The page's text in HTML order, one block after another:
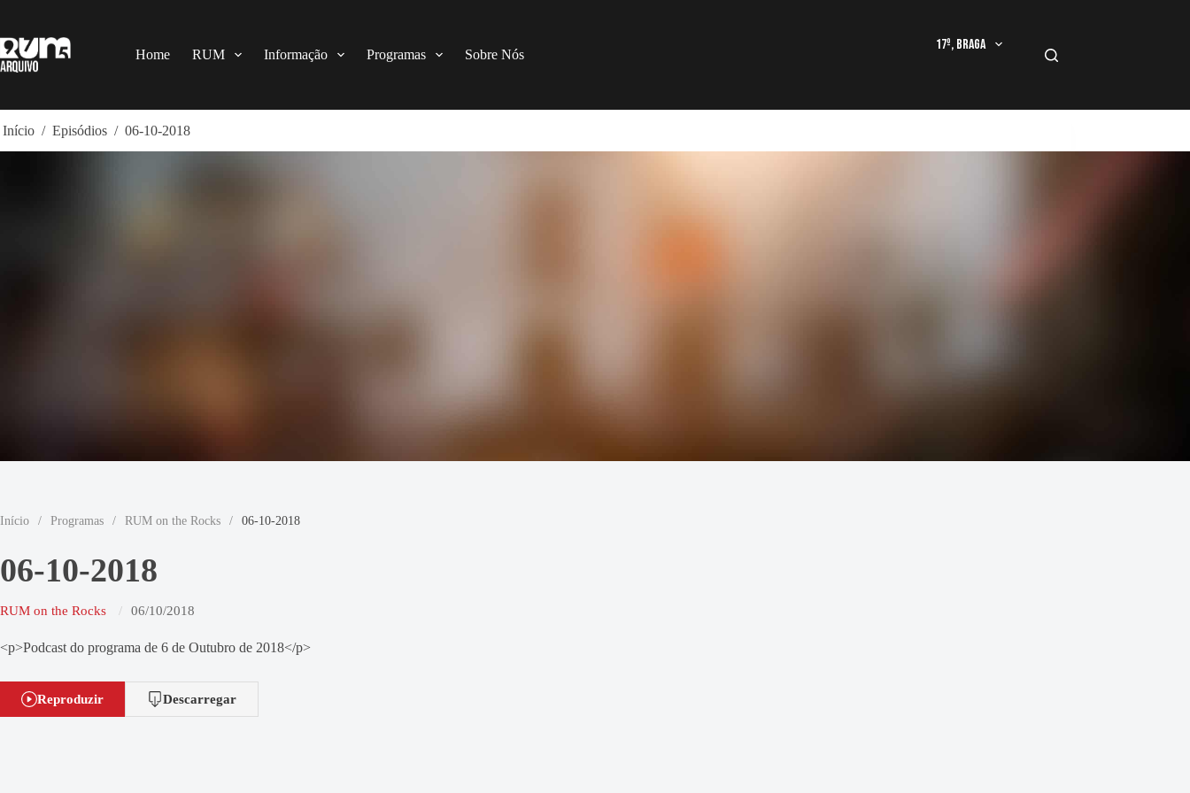
o
conteúdo
Home RUM Informação Programas Sobre Nós
17º, Braga
Início / Episódios / 06-10-2018
Início / Programas / RUM on the Rocks / 06-10-2018
06-10-2018
RUM on the Rocks 06/10/2018
<p>Podcast do programa de 6 de Outubro de 2018</p>
Reproduzir Descarregar